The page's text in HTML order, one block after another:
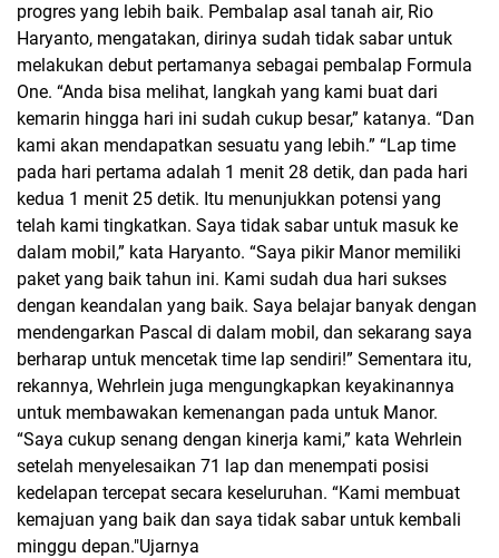
progres yang lebih baik. Pembalap asal tanah air, Rio
Haryanto, mengatakan, dirinya sudah tidak sabar untuk
melakukan debut pertamanya sebagai pembalap Formula
One. “Anda bisa melihat, langkah yang kami buat dari
kemarin hingga hari ini sudah cukup besar,” katanya. “Dan
kami akan mendapatkan sesuatu yang lebih.” “Lap time
pada hari pertama adalah 1 menit 28 detik, dan pada hari
kedua 1 menit 25 detik. Itu menunjukkan potensi yang
telah kami tingkatkan. Saya tidak sabar untuk masuk ke
dalam mobil,” kata Haryanto. “Saya pikir Manor memiliki
paket yang baik tahun ini. Kami sudah dua hari sukses
dengan keandalan yang baik. Saya belajar banyak dengan
mendengarkan Pascal di dalam mobil, dan sekarang saya
berharap untuk mencetak time lap sendiri!” Sementara itu,
rekannya, Wehrlein juga mengungkapkan keyakinannya
untuk membawakan kemenangan pada untuk Manor.
“Saya cukup senang dengan kinerja kami,” kata Wehrlein
setelah menyelesaikan 71 lap dan menempati posisi
kedelapan tercepat secara keseluruhan. “Kami membuat
kemajuan yang baik dan saya tidak sabar untuk kembali
minggu depan."Ujarnya